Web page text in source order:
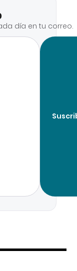
día en tu correo.